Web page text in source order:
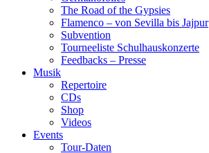
The Road of the Gypsies
Flamenco – von Sevilla bis Jajpur
Subvention
Tourneeliste Schulhauskonzerte
Feedbacks – Presse
Musik
Repertoire
CDs
Shop
Videos
Events
Tour-Daten